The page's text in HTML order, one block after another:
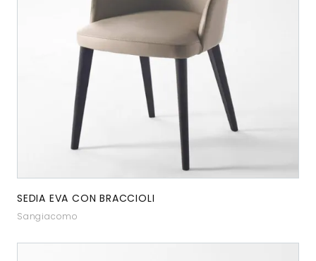
SEDIA EVA CON BRACCIOLI
Sangiacomo